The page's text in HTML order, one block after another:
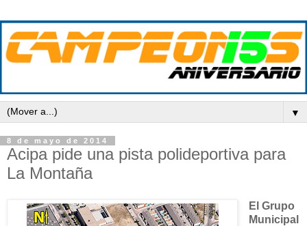
▼
8 de mayo de 2014
Acipa pide una pista polideportiva para
La Montaña
El Grupo
Municipal